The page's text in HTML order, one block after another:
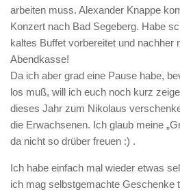
arbeiten muss. Alexander Knappe
Konzert nach Bad Segeberg. Habe
kaltes Buffet vorbereitet und nachher
Abendkasse!
Da ich aber grad eine Pause habe,
los muß, will ich euch noch kurz
dieses Jahr zum Nikolaus
die Erwachsenen. Ich glaub meine
da nicht so drüber freuen :) .
Ich habe einfach mal wieder etwas
ich mag selbstgemachte Geschenke